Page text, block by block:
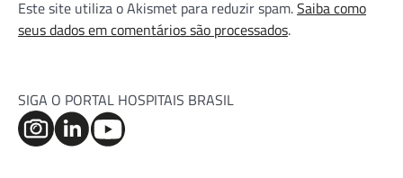
Este site utiliza o Akismet para reduzir spam.Saiba como
seus dados em comentários são processados.
SIGA O PORTAL HOSPITAIS BRASIL